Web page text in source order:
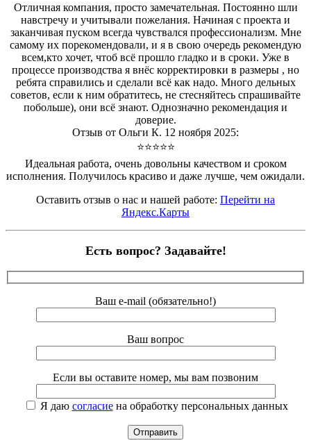
Отличная компания, просто замечательная. Постоянно шли
навстречу и учитывали пожелания. Начиная с проекта и
заканчивая пуском всегда чувствался профессионализм. Мне
самому их порекомендовали, и я в свою очередь рекомендую
всем,кто хочет, чтоб всё прошло гладко и в сроки. Уже в
процессе производства я внёс корректировки в размеры , но
ребята справились и сделали всё как надо. Много дельных
советов, если к ним обратитесь, не стесняйтесь спрашивайте
побольше), они всё знают. Однозначно рекомендация и
доверие.
Отзыв от Ольги К. 12 ноября 2025:
⭐⭐⭐⭐⭐
Идеальная работа, очень довольны качеством и сроком
исполнения. Получилось красиво и даже лучше, чем ожидали.
Оставить отзыв о нас и нашей работе: Перейти на
Яндекс.Карты
Есть вопрос? Задавайте!
Ваш e-mail (обязательно!)
Ваш вопрос
Если вы оставите номер, мы вам позвоним
Я даю согласиена обработку персональных данных